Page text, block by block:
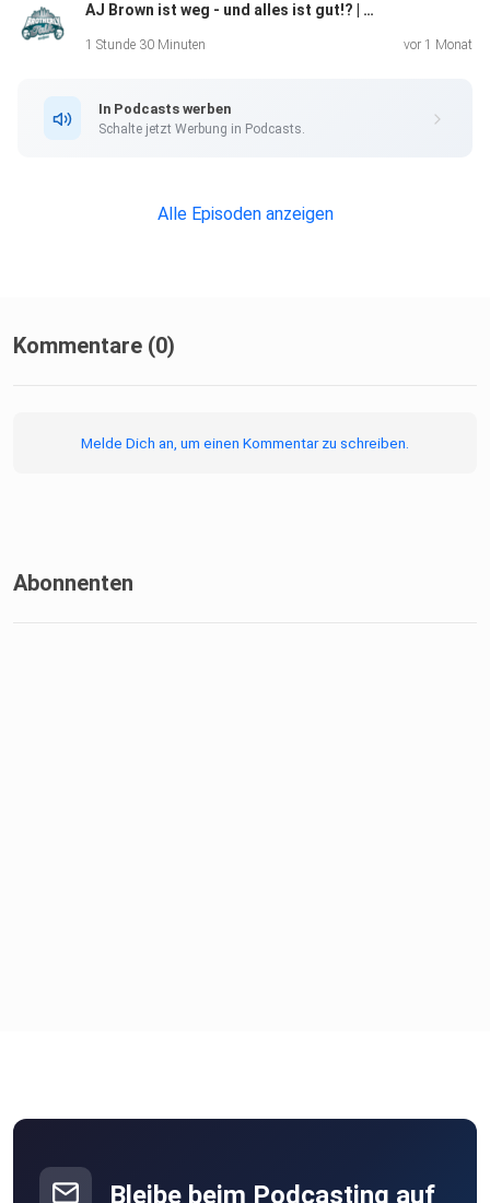
AJ Brown ist weg - und alles ist gut!? | EP53
1 Stunde 30 Minuten vor 1 Monat
In Podcasts werben
Schalte jetzt Werbung in Podcasts.
Alle Episoden anzeigen
Kommentare (0)
Melde Dich an, um einen Kommentar zu schreiben.
Abonnenten
Bleibe beim Podcasting auf